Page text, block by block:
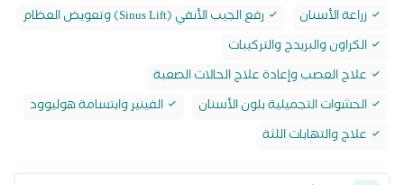
زراعة الأسنان
رفع الجيب الأنفي (Sinus Lift) وتعويض العظام
الكراون والبريدج والتركيبات
علاج العصب وإعادة علاج الحالات الصعبة
الحشوات التجميلية بلون الأسنان
الفينير وابتسامة هوليوود
علاج والتهابات اللثة